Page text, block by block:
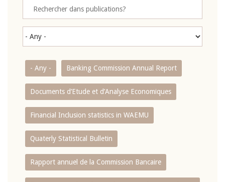
- Any - Banking Commission Annual Report
Documents d’Etude et d’Analyse Economiques
Financial Inclusion statistics in WAEMU
Quaterly Statistical Bulletin
Rapport annuel de la Commission Bancaire